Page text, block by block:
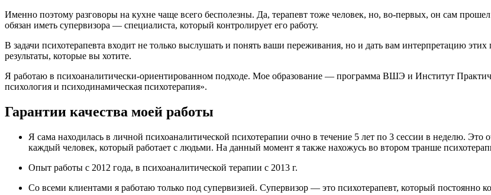
Именно поэтому разговоры на кухне чаще всего бесполезны. Да, терапевт тоже человек, но, во-первых, он сам
обязан иметь супервизора — специалиста, который контролирует его работу.
В задачи психотерапевта входит не только выслушать и понять ваши переживания, но и дать вам интерпретацию
результаты, которые вы хотите.
Я работаю в психоаналитически-ориентированном подходе. Мое образование — программа ВШЭ и Институт
психология и психодинамическая психотерапия».
Гарантии качества моей работы
Я сама находилась в личной психоаналитической психотерапии очно в течение 5 лет по 3 сессии в неделю. Это
каждый человек, который работает с людьми. На данный момент я также нахожусь во втором транше
Опыт работы с 2012 года, в психоаналитической терапии с 2013 г.
Со всеми клиентами я работаю только под супервизией. Супервизор — это психотерапевт, который постоянно